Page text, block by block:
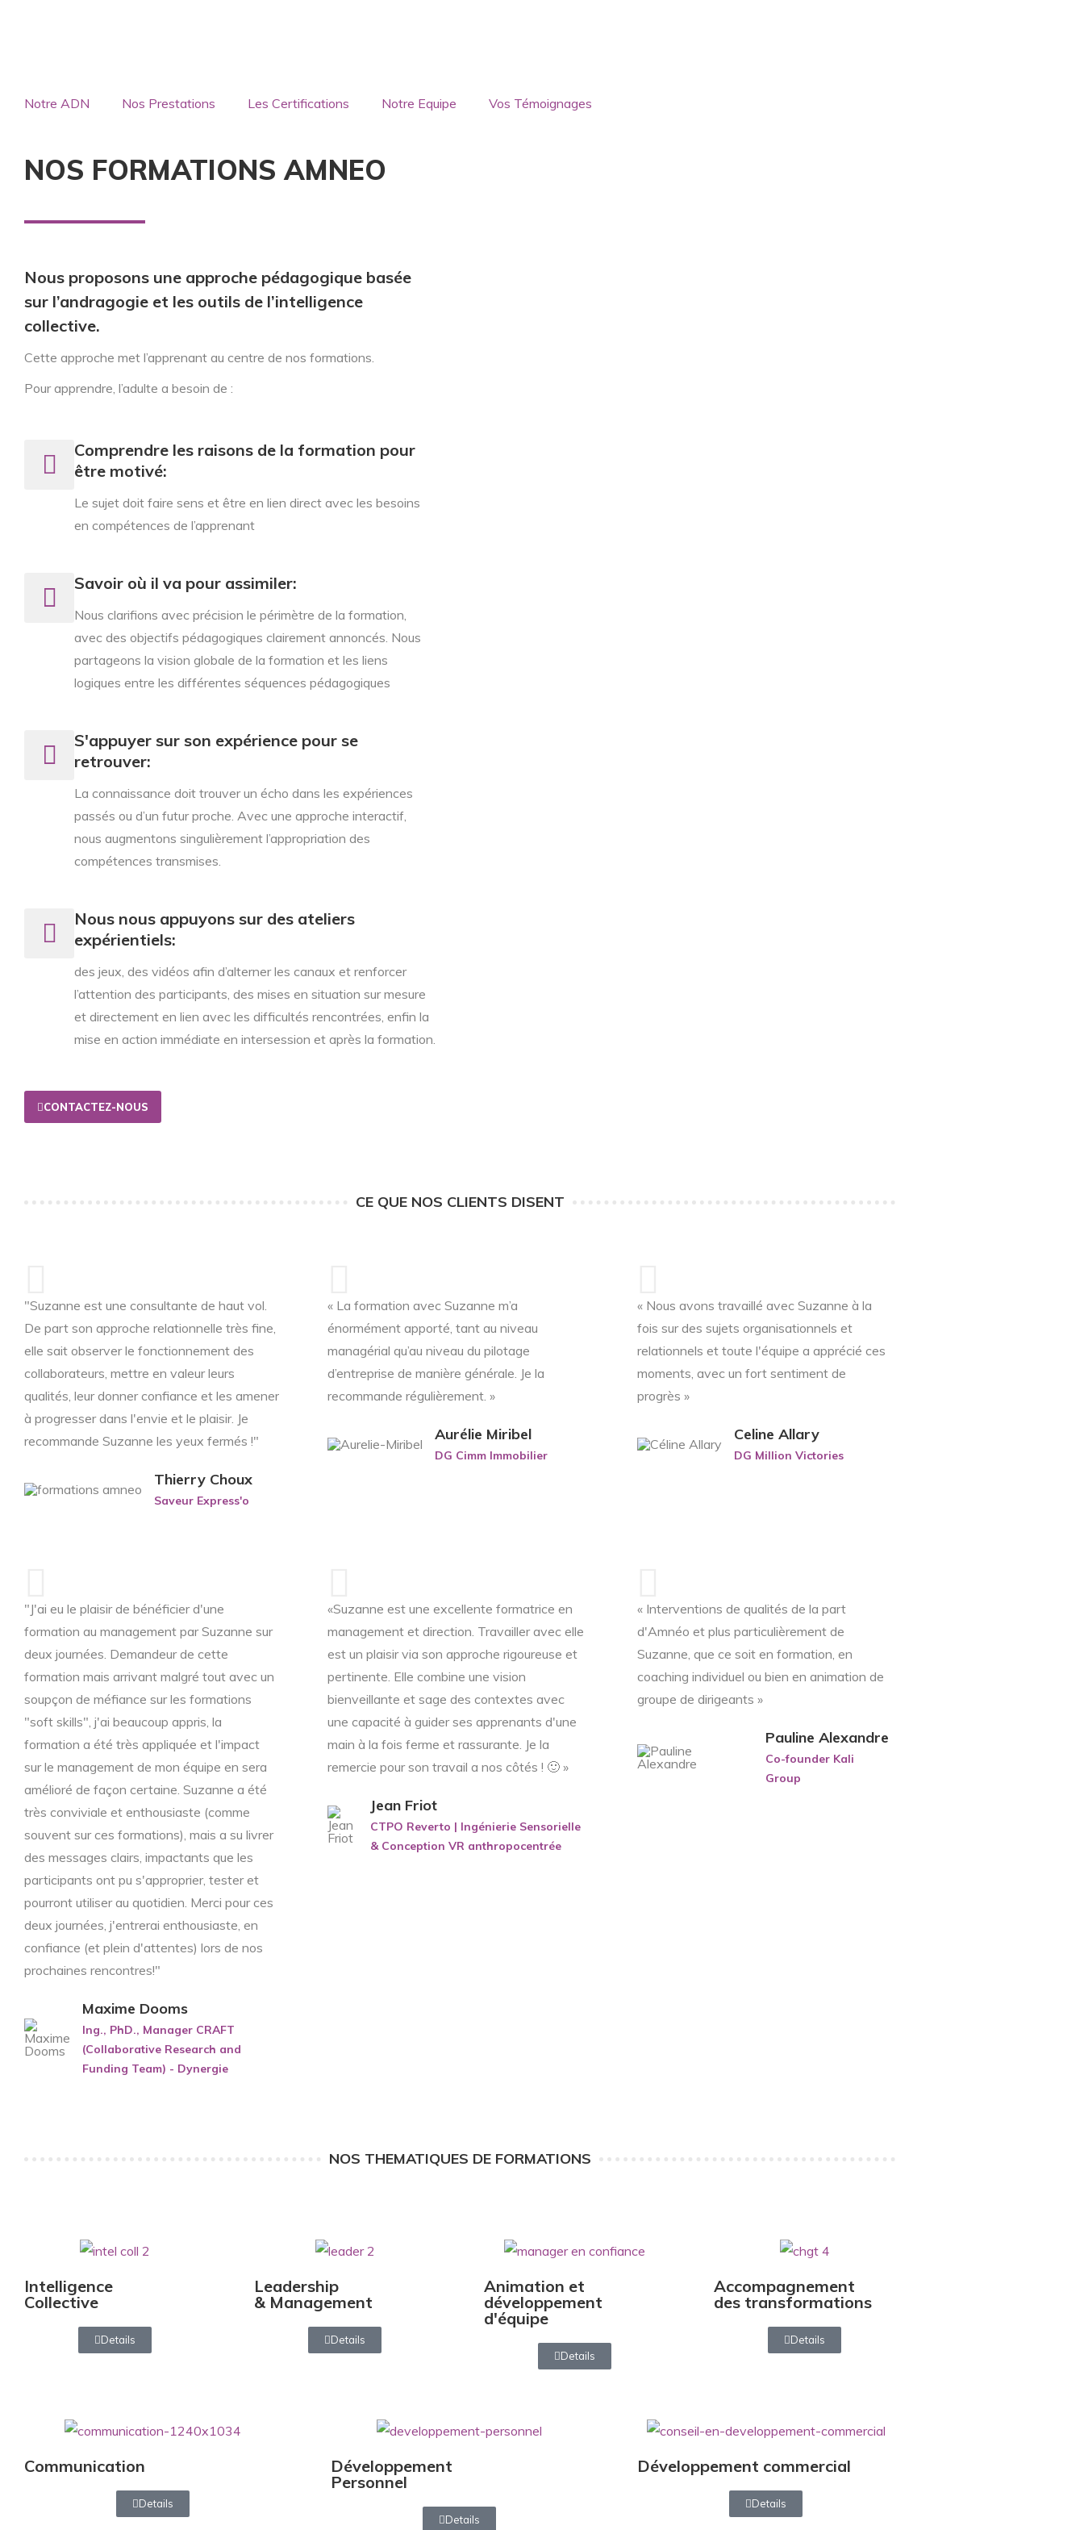
Notre ADN Nos Prestations Les Certifications Notre Equipe Vos Témoignages
NOS FORMATIONS AMNEO
Nous proposons une approche pédagogique basée
sur l’andragogie et les outils de l’intelligence
collective.
Cette approche met l’apprenant au centre de nos formations.
Pour apprendre, l’adulte a besoin de :
Comprendre les raisons de la formation pour
être motivé:
Le sujet doit faire sens et être en lien direct avec les besoins
en compétences de l’apprenant
Savoir où il va pour assimiler:
Nous clarifions avec précision le périmètre de la formation,
avec des objectifs pédagogiques clairement annoncés. Nous
partageons la vision globale de la formation et les liens
logiques entre les différentes séquences pédagogiques
S'appuyer sur son expérience pour se
retrouver:
La connaissance doit trouver un écho dans les expériences
passés ou d’un futur proche. Avec une approche interactif,
nous augmentons singulièrement l’appropriation des
compétences transmises.
Nous nous appuyons sur des ateliers
expérientiels:
des jeux, des vidéos afin d’alterner les canaux et renforcer
l’attention des participants, des mises en situation sur mesure
et directement en lien avec les difficultés rencontrées, enfin la
mise en action immédiate en intersession et après la formation.
CONTACTEZ-NOUS
CE QUE NOS CLIENTS DISENT
"Suzanne est une consultante de haut vol.
De part son approche relationnelle très fine,
elle sait observer le fonctionnement des
collaborateurs, mettre en valeur leurs
qualités, leur donner confiance et les amener
à progresser dans l'envie et le plaisir. Je
recommande Suzanne les yeux fermés !"
Thierry Choux
Saveur Express'o
« La formation avec Suzanne m’a
énormément apporté, tant au niveau
managérial qu’au niveau du pilotage
d’entreprise de manière générale. Je la
recommande régulièrement. »
Aurélie Miribel
DG Cimm Immobilier
« Nous avons travaillé avec Suzanne à la
fois sur des sujets organisationnels et
relationnels et toute l'équipe a apprécié ces
moments, avec un fort sentiment de
progrès »
Celine Allary
DG Million Victories
"J'ai eu le plaisir de bénéficier d'une
formation au management par Suzanne sur
deux journées. Demandeur de cette
formation mais arrivant malgré tout avec un
soupçon de méfiance sur les formations
"soft skills", j'ai beaucoup appris, la
formation a été très appliquée et l'impact
sur le management de mon équipe en sera
amélioré de façon certaine. Suzanne a été
très conviviale et enthousiaste (comme
souvent sur ces formations), mais a su livrer
des messages clairs, impactants que les
participants ont pu s'approprier, tester et
pourront utiliser au quotidien. Merci pour ces
deux journées, j'entrerai enthousiaste, en
confiance (et plein d'attentes) lors de nos
prochaines rencontres!"
Maxime Dooms
Ing., PhD., Manager CRAFT
(Collaborative Research and
Funding Team) - Dynergie
«Suzanne est une excellente formatrice en
management et direction. Travailler avec elle
est un plaisir via son approche rigoureuse et
pertinente. Elle combine une vision
bienveillante et sage des contextes avec
une capacité à guider ses apprenants d'une
main à la fois ferme et rassurante. Je la
remercie pour son travail a nos côtés ! 🙂 »
Jean Friot
CTPO Reverto | Ingénierie Sensorielle
& Conception VR anthropocentrée
« Interventions de qualités de la part
d'Amnéo et plus particulièrement de
Suzanne, que ce soit en formation, en
coaching individuel ou bien en animation de
groupe de dirigeants »
Pauline Alexandre
Co-founder Kali
Group
NOS THEMATIQUES DE FORMATIONS
Intelligence
Collective
Details
Leadership
& Management
Details
Animation et
développement
d'équipe
Details
Accompagnement
des transformations
Details
Communication
Details
Développement
Personnel
Details
Développement commercial
Details